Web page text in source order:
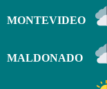
MONTEVIDEO
MALDONADO